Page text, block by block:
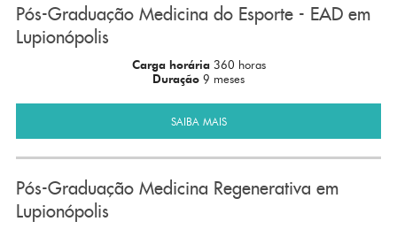
Pós-Graduação Medicina do Esporte - EAD em
Lupionópolis
Carga horária 360 horas
Duração 9 meses
SAIBA MAIS
Pós-Graduação Medicina Regenerativa em
Lupionópolis